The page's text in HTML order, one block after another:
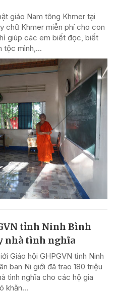
giáo Nam tông Khmer tại
chữ Khmer miễn phí cho con
giúp các em biết đọc, biết
tộc mình,...
tỉnh Ninh Bình
nhà tình nghĩa
Giáo hội GHPGVN tỉnh Ninh
ban Ni giới đã trao 180 triệu
tình nghĩa cho các hộ gia
khăn...